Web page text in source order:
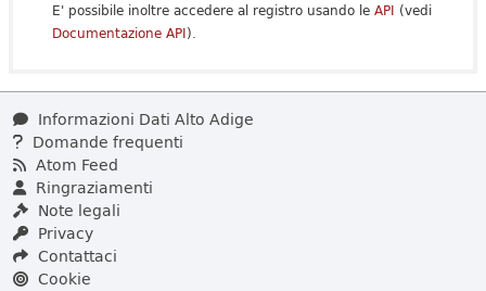
E' possibile inoltre accedere al registro usando le API (vedi
Documentazione API).
Informazioni Dati Alto Adige
Domande frequenti
Atom Feed
Ringraziamenti
Note legali
Privacy
Contattaci
Cookie